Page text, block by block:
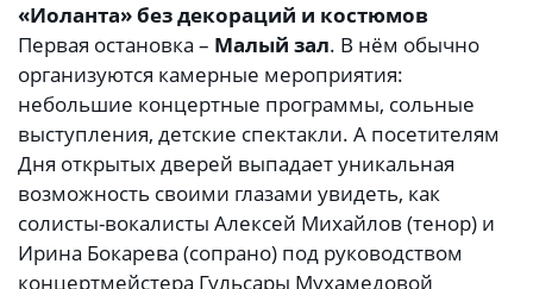
«Иоланта» без декораций и костюмов
Первая остановка – Малый зал. В нём обычно
организуются камерные мероприятия:
небольшие концертные программы, сольные
выступления, детские спектакли. А посетителям
Дня открытых дверей выпадает уникальная
возможность своими глазами увидеть, как
солисты-вокалисты Алексей Михайлов (тенор) и
Ирина Бокарева (сопрано) под руководством
концертмейстера Гульсары Мухамедовой